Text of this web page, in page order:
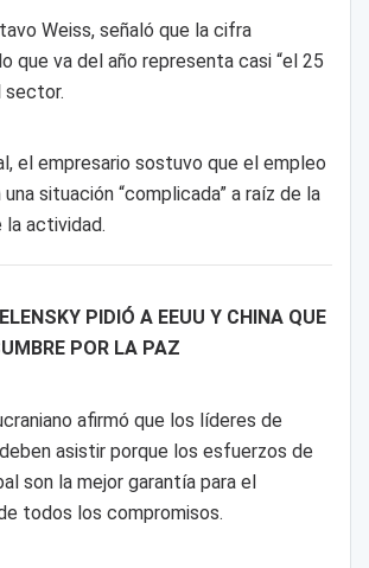
Weiss, señaló que la cifra
que va del año representa casi “el 25
sector.
el empresario sostuvo que el empleo
situación “complicada” a raíz de la
la actividad.
PIDIÓ A EEUU Y CHINA QUE
POR LA PAZ
afirmó que los líderes de
asistir porque los esfuerzos de
son la mejor garantía para el
todos los compromisos.